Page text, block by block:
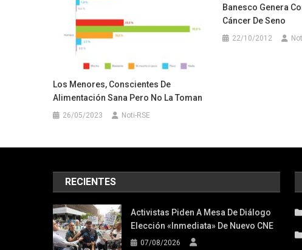
Los Menores, Conscientes De
Alimentación Sana Pero No La Toman
26/05/2023 Noti-RSE
Banesco Genera
Cáncer De Seno
22/10/2012
RECIENTES
Activistas Piden A Mesa De Diálogo
Elección «inmediata» De Nuevo CNE
07/08/2026